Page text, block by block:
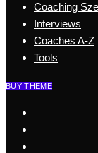
Coaching
Interviews
Coaches A-Z
Tools
BUY THEME